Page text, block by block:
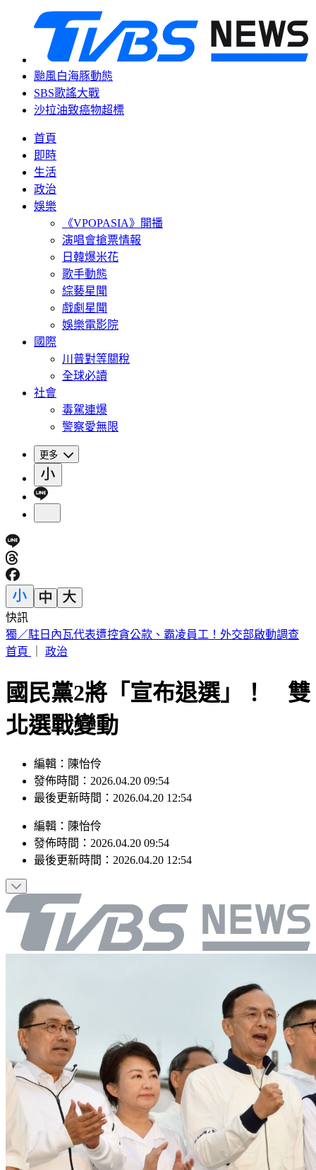
颱風白海豚動態
SBS歌謠大戰
沙拉油致癌物超標
首頁
即時
生活
政治
娛樂
《VPOPASIA》開播
演唱會搶票情報
日韓爆米花
歌手動態
綜藝星聞
戲劇星聞
娛樂電影院
國際
川普對等關稅
全球必讀
社會
毒駕連爆
警察愛無限
更多
快訊
特斯拉飆撞13車險衝入光華夜市 基金會董座「捨賓士擋劫」
首頁
政治
國民黨2將「宣布退選」！ 雙
北選戰變動
編輯：陳怡伶
發佈時間：2026.04.20 09:54
最後更新時間：2026.04.20 12:54
編輯 ： 陳怡伶
發佈時間： 2026.04.20 09:54
最後更新時間： 2026.04.20 12:54